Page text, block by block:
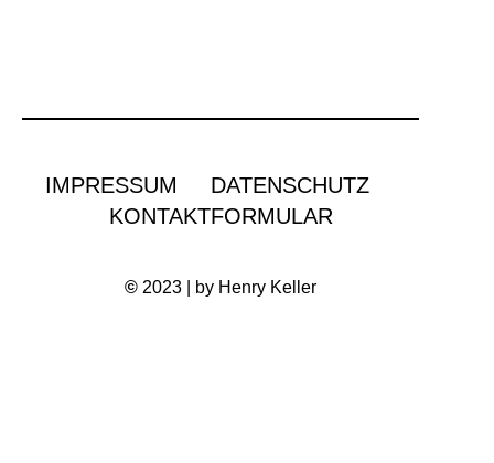
IMPRESSUM
DATENSCHUTZ
KONTAKTFORMULAR
© 2023 | by Henry Keller